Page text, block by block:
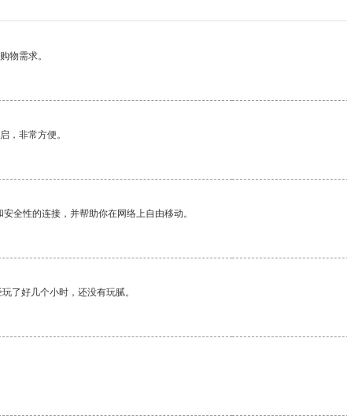
物需求。
，非常方便。
全性的连接，并帮助你在网络上自由移动。
了好几个小时，还没有玩腻。